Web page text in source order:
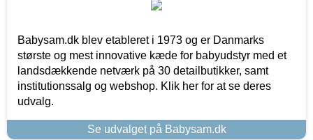
Babysam.dk blev etableret i 1973 og er Danmarks
største og mest innovative kæde for babyudstyr med et
landsdækkende netværk på 30 detailbutikker, samt
institutionssalg og webshop. Klik her for at se deres
udvalg.
Se udvalget på Babysam.dk